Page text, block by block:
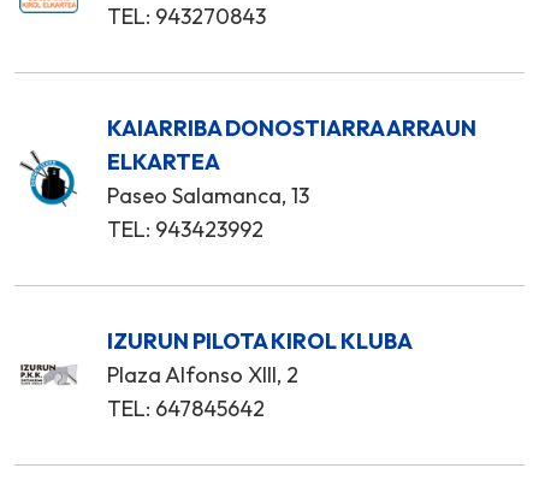
TEL: 943270843
KAIARRIBA DONOSTIARRA ARRAUN
ELKARTEA
Paseo Salamanca, 13
TEL: 943423992
IZURUN PILOTA KIROL KLUBA
Plaza Alfonso XIII, 2
TEL: 647845642